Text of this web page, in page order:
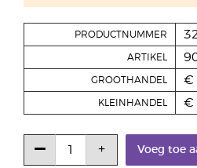
PRODUCTNUMMER
ARTIKEL
GROOTHANDEL €
KLEINHANDEL €
Voeg toe